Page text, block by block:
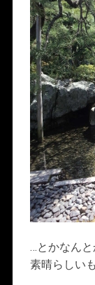
…とかなんと
素晴らしい